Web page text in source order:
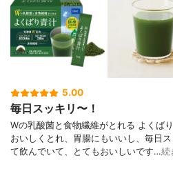
5.00
毎日スッキリ〜！
Wの乳酸菌と食物繊維がとれる よくば
おいしくとれ、胃腸にもいいし、毎日
て飲んでいて、とてもおいしいです…続